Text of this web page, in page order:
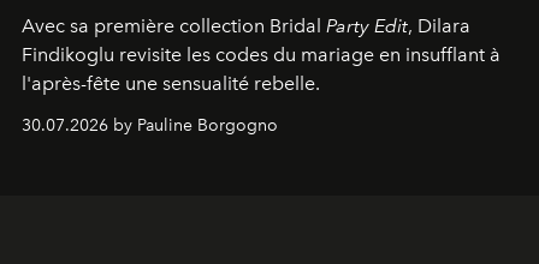
Avec sa première collection Bridal Party Edit, Dilara
Findikoglu revisite les codes du mariage en insufflant à
l'après-fête une sensualité rebelle.
30.07.2026 by Pauline Borgogno